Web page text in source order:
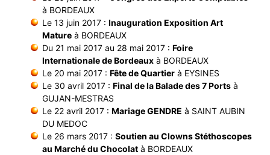
à BORDEAUX
Le 13 juin 2017 : Inauguration Exposition Art
Mature à BORDEAUX
Du 21 mai 2017 au 28 mai 2017 : Foire
Internationale de Bordeaux à BORDEAUX
Le 20 mai 2017 : Fête de Quartier à EYSINES
Le 30 avril 2017 : Final de la Balade des 7 Ports à
GUJAN-MESTRAS
Le 22 avril 2017 : Mariage GENDRE à SAINT AUBIN
DU MEDOC
Le 26 mars 2017 : Soutien au Clowns Stéthoscopes
au Marché du Chocolat à BORDEAUX